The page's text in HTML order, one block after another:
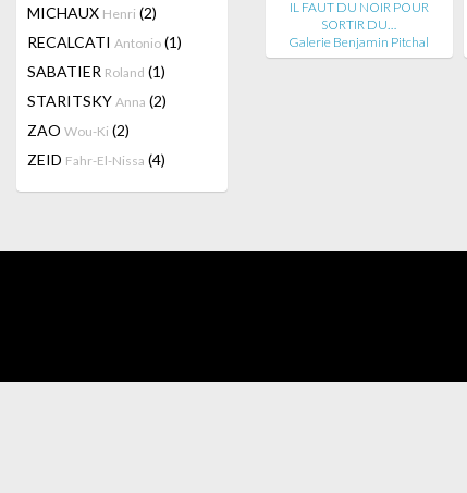
MICHAUX Henri (2)
RECALCATI Antonio (1)
SABATIER Roland (1)
STARITSKY Anna (2)
ZAO Wou-Ki (2)
ZEID Fahr-El-Nissa (4)
IL FAUT DU NOIR POUR
SORTIR DU…
Galerie Benjamin Pitchal